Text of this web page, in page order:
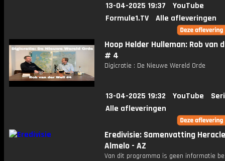
13-04-2025 19:37
YouTube
Formule1.TV
Alle afleveringen
Hoop Helder Hulleman: Rob van
# 4
Digicratie : De Nieuwe Wereld Orde
13-04-2025 19:32 YouTube
Alle afleveringen
Eredivisie: Samenvatting
Almelo - AZ
Van dit programma is geen informatie